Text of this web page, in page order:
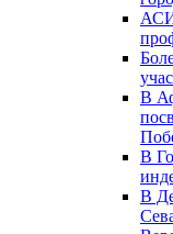
АСИ
В
В
В